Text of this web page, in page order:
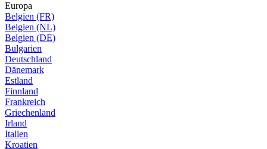
Europa
Belgien (FR)
Belgien (NL)
Belgien (DE)
Bulgarien
Deutschland
Dänemark
Estland
Finnland
Frankreich
Griechenland
Irland
Italien
Kroatien